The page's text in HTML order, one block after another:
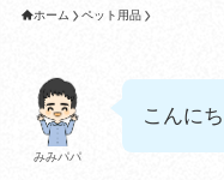
ホーム ペット用品
みみパパ
こんに